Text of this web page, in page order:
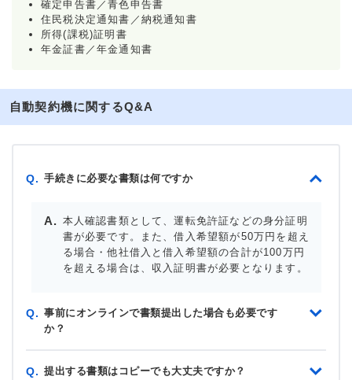
確定申告書／青色申告書
住民税決定通知書／納税通知書
所得(課税)証明書
年金証書／年金通知書
自動契約機に関するQ&A
Q. 手続きに必要な書類は何ですか
本人確認書類として、運転免許証などの身分証明
書が必要です。また、借入希望額が50万円を超え
る場合・他社借入と借入希望額の合計が100万円
を超える場合は、収入証明書が必要となります。
Q. 事前にオンラインで書類提出した場合も必要です
か？
Q. 提出する書類はコピーでも大丈夫ですか？